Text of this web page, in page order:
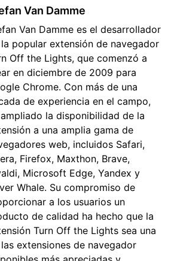
Van Damme
Van Damme es el desarrollador
popular extensión de navegador
Off the Lights, que comenzó a
en diciembre de 2009 para
Chrome. Con más de una
de experiencia en el campo,
la disponibilidad de la
a una amplia gama de
web, incluidos Safari,
Firefox, Maxthon, Brave,
Microsoft Edge, Yandex y
Whale. Su compromiso de
a los usuarios un
de calidad ha hecho que la
Turn Off the Lights sea una
extensiones de navegador